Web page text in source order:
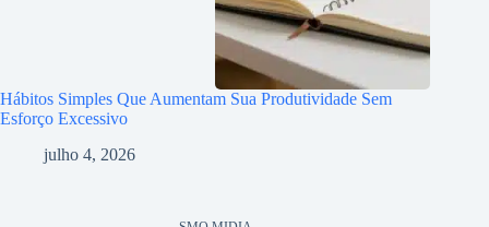
Hábitos Simples Que Aumentam Sua Produtividade Sem
Esforço Excessivo
julho 4, 2026